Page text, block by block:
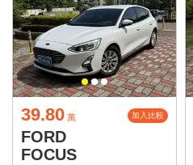
39.80 萬 加入比較
FORD
FOCUS